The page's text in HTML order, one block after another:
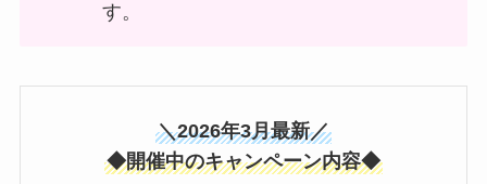
す。
＼2026年3月最新／
◆開催中のキャンペーン内容◆